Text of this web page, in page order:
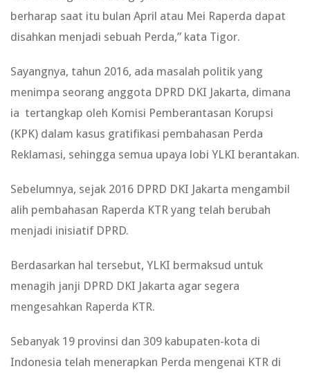
berharap saat itu bulan April atau Mei Raperda dapat
disahkan menjadi sebuah Perda,” kata Tigor.
Sayangnya, tahun 2016, ada masalah politik yang
menimpa seorang anggota DPRD DKI Jakarta, dimana
ia tertangkap oleh Komisi Pemberantasan Korupsi
(KPK) dalam kasus gratifikasi pembahasan Perda
Reklamasi, sehingga semua upaya lobi YLKI berantakan.
Sebelumnya, sejak 2016 DPRD DKI Jakarta mengambil
alih pembahasan Raperda KTR yang telah berubah
menjadi inisiatif DPRD.
Berdasarkan hal tersebut, YLKI bermaksud untuk
menagih janji DPRD DKI Jakarta agar segera
mengesahkan Raperda KTR.
Sebanyak 19 provinsi dan 309 kabupaten-kota di
Indonesia telah menerapkan Perda mengenai KTR di